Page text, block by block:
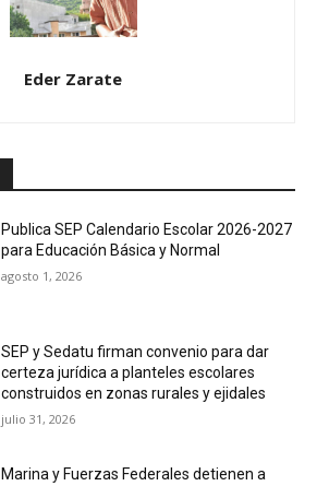
Eder Zarate
Publica SEP Calendario Escolar 2026-2027
para Educación Básica y Normal
agosto 1, 2026
SEP y Sedatu firman convenio para dar
certeza jurídica a planteles escolares
construidos en zonas rurales y ejidales
julio 31, 2026
Marina y Fuerzas Federales detienen a